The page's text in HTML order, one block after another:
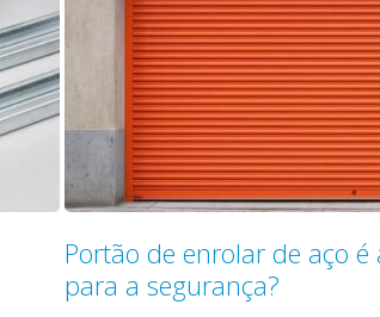
Portão de enrolar de aço
para a segurança?